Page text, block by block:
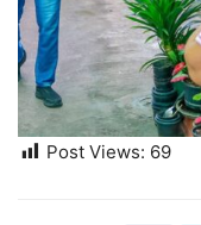
Post Views: 69